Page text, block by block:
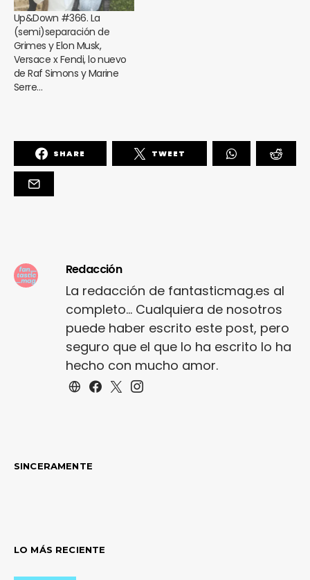
Up&Down #366. La
(semi)separación de
Grimes y Elon Musk,
Versace x Fendi, lo nuevo
de Raf Simons y Marine
Serre…
SHARE TWEET
Redacción
La redacción de fantasticmag.es al
completo... Cualquiera de nosotros
puede haber escrito este post, pero
seguro que el que lo ha escrito lo ha
hecho con mucho amor.
SINCERAMENTE
LO MÁS RECIENTE